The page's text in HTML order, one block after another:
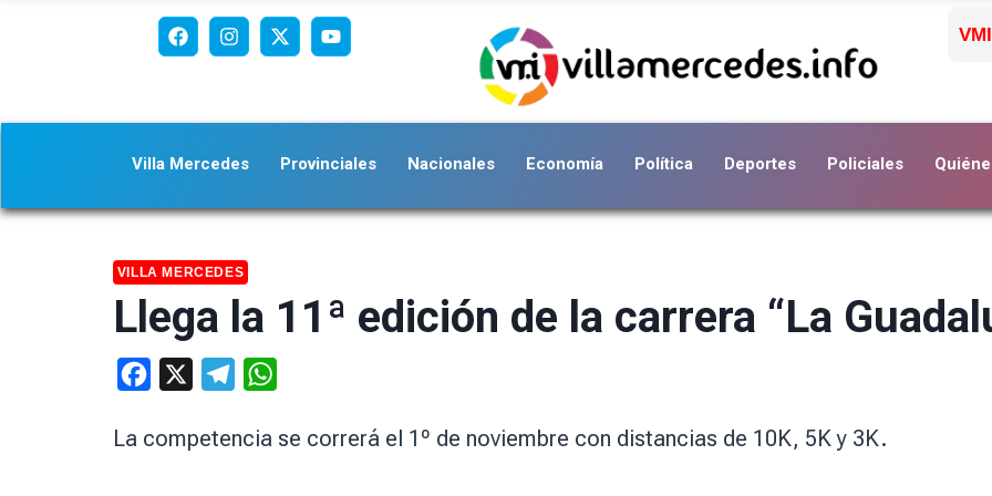
Villa Mercedes Provinciales Nacionales Economía Política Deportes Policiales
VILLA MERCEDES
Llega la 11ª edición de la carrera “La
Facebook Telegram
La competencia se correrá el 1º de noviembre con distancias de 10K, 5K y 3K.